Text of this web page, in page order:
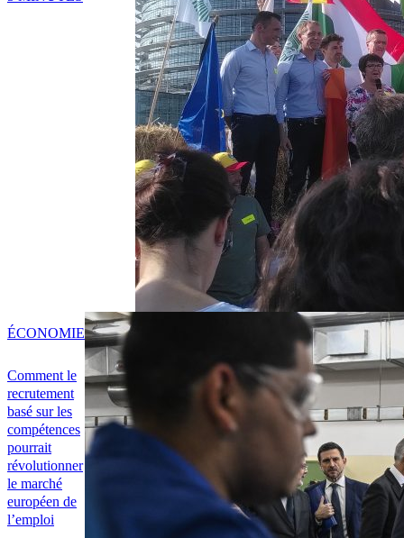
Comment le
recrutement
basé sur les
compétences
pourrait
révolutionner
le marché
européen de
l’emploi
ÉCONOMIE